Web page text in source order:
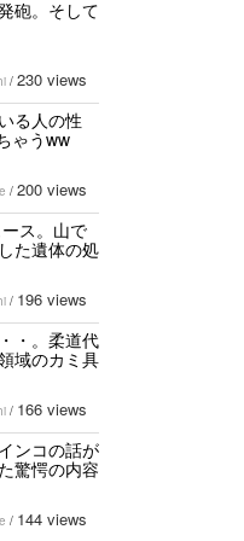
砲。そして
/ 230 views
る人の性
ゃうww
/ 200 views
ス。山で
た遺体の処
/ 196 views
・。柔道代
域のカミ具
/ 166 views
ンコの話が
驚愕の内容
/ 144 views